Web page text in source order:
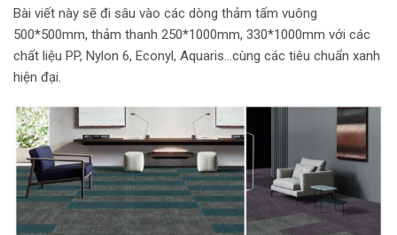
Bài viết này sẽ đi sâu vào các dòng thảm tấm vuông
500*500mm, thảm thanh 250*1000mm, 330*1000mm với các
chất liệu PP, Nylon 6, Econyl, Aquaris…cùng các tiêu chuẩn xanh
hiện đại.